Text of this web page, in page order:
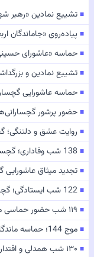
■ تشییع نمادین «رهبر
■ پیاده‌روی «جاماندگان
■ حماسه «عاشورای
■ تشییع نمادین و
■ حماسه عاشورایی
■ حضور پرشور گچسارانی‌ها در شب 146
■ روایت عشق و دلتنگی؛
■ 138 شب وفاداری؛ گچساران همچنان پای آرمان‌ها+ تصاویر
■ تجدید میثاق عاشورایی
■ 122 شب ایستادگی؛ گچساران همچنان سنگر وفاداری به ولایت
■ ۱۱۹ شب حضور حماسی مردم گچساران
■ موج 144؛ حماسه ماندگار مردم گچساران
■ ۱۳۰ شب همدلی و اقتدار در گچساران